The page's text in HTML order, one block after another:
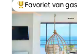
Topfavoriet van
Favoriet van